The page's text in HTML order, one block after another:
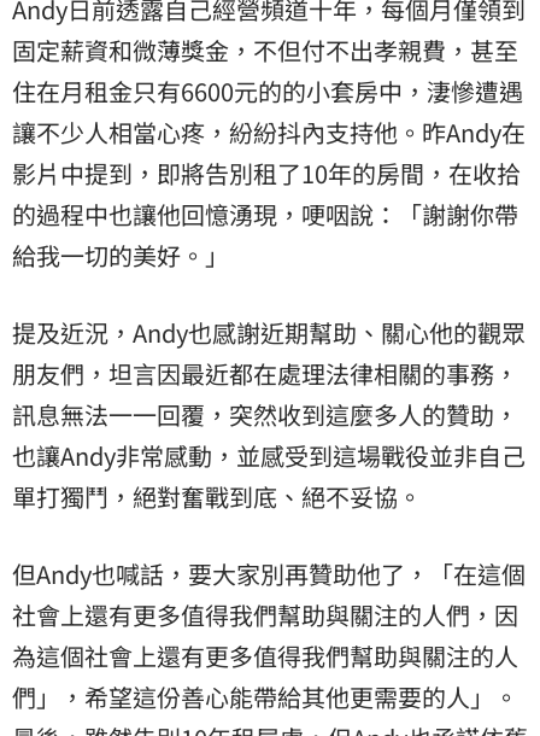
Andy日前透露自己經營頻道十年，每個月僅領到
固定薪資和微薄獎金，不但付不出孝親費，甚至
住在月租金只有6600元的的小套房中，淒慘遭遇
讓不少人相當心疼，紛紛抖內支持他。昨Andy在
影片中提到，即將告別租了10年的房間，在收拾
的過程中也讓他回憶湧現，哽咽說：「謝謝你帶
給我一切的美好。」
提及近況，Andy也感謝近期幫助、關心他的觀眾
朋友們，坦言因最近都在處理法律相關的事務，
訊息無法一一回覆，突然收到這麼多人的贊助，
也讓Andy非常感動，並感受到這場戰役並非自己
單打獨鬥，絕對奮戰到底、絕不妥協。
但Andy也喊話，要大家別再贊助他了，「在這個
社會上還有更多值得我們幫助與關注的人們，因
為這個社會上還有更多值得我們幫助與關注的人
們」，希望這份善心能帶給其他更需要的人」。